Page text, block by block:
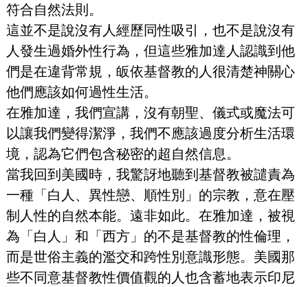
符合自然法則。
這並不是說沒有人經歷同性吸引，也不是說沒有
人發生過婚外性行為，但這些雅加達人認識到他
們是在違背常規，皈依基督教的人很清楚神關心
他們應該如何過性生活。
在雅加達，我們宣講，沒有朝聖、儀式或魔法可
以讓我們變得潔淨，我們不應該過度分析生活環
境，認為它們包含秘密的超自然信息。
當我回到美國時，我驚訝地聽到基督教被譴責為
一種「白人、異性戀、順性別」的宗教，意在壓
制人性的自然本能。遠非如此。在雅加達，被視
為「白人」和「西方」的不是基督教的性倫理，
而是世俗主義的濫交和跨性別意識形態。美國那
些不同意基督教性價值觀的人也含蓄地表示印尼